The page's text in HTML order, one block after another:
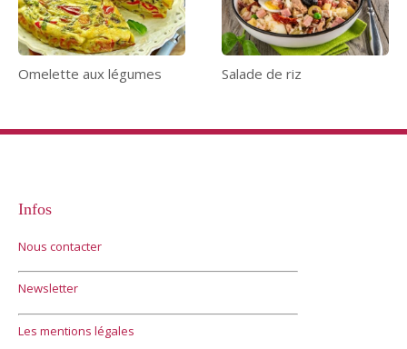
Omelette aux légumes Salade de riz
Infos
Nous contacter
Newsletter
Les mentions légales